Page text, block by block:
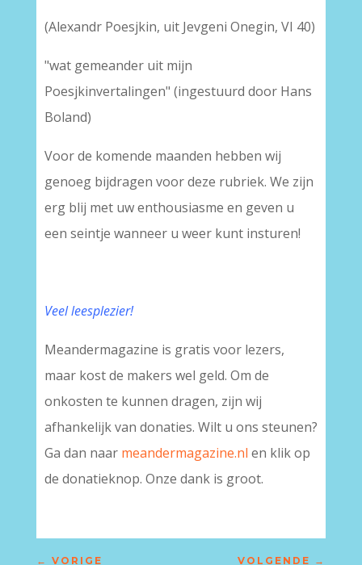
(Alexandr Poesjkin, uit Jevgeni Onegin, VI 40)
"wat gemeander uit mijn
Poesjkinvertalingen" (ingestuurd door Hans
Boland)
Voor de komende maanden hebben wij
genoeg bijdragen voor deze rubriek. We zijn
erg blij met uw enthousiasme en geven u
een seintje wanneer u weer kunt insturen!
Veel leesplezier!
Meandermagazine is gratis voor lezers,
maar kost de makers wel geld. Om de
onkosten te kunnen dragen, zijn wij
afhankelijk van donaties. Wilt u ons steunen?
Ga dan naar meandermagazine.nl en klik op
de donatieknop. Onze dank is groot.
← VORIGE VOLGENDE →